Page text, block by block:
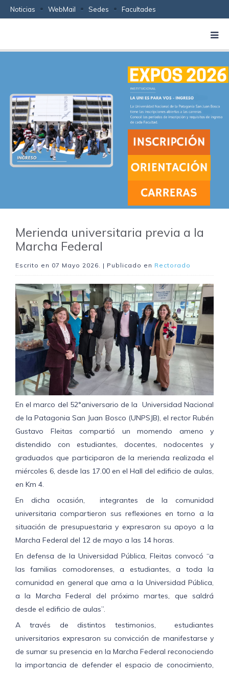
Noticias WebMail Sedes Facultades
Merienda universitaria previa a la
Marcha Federal
Escrito en 07 Mayo 2026. | Publicado en Rectorado
En el marco del 52°aniversario de la Universidad Nacional
de la Patagonia San Juan Bosco (UNPSJB), el rector Rubén
Gustavo Fleitas compartió un momendo ameno y
distendido con estudiantes, docentes, nodocentes y
graduados que participaron de la merienda realizada el
miércoles 6, desde las 17.00 en el Hall del edificio de aulas,
en Km 4.
En dicha ocasión, integrantes de la comunidad
universitaria compartieron sus reflexiones en torno a la
situación de presupuestaria y expresaron su apoyo a la
Marcha Federal del 12 de mayo a las 14 horas.
En defensa de la Universidad Pública, Fleitas convocó “a
las familias comodorenses, a estudiantes, a toda la
comunidad en general que ama a la Universidad Pública,
a la Marcha Federal del próximo martes, que saldrá
desde el edificio de aulas”.
A través de distintos testimonios, estudiantes
universitarios expresaron su convicción de manifestarse y
de sumar su presencia en la Marcha Federal reconociendo
la importancia de defender el espacio de conocimiento,